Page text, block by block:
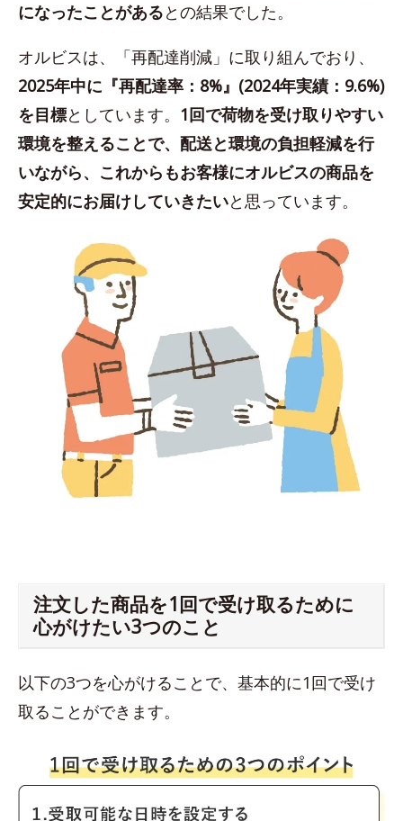
になったことがあるとの結果でした。
オルビスは、「再配達削減」に取り組んでおり、
2025年中に『再配達率：8%』(2024年実績：9.6%)
を目標としています。 1回で荷物を受け取りやすい
環境を整えることで、配送と環境の負担軽減を行
いながら、これからもお客様にオルビスの商品を
安定的にお届けしていきたいと思っています。
注文した商品を1回で受け取るために
心がけたい3つのこと
以下の3つを心がけることで、基本的に1回で受け
取ることができます。